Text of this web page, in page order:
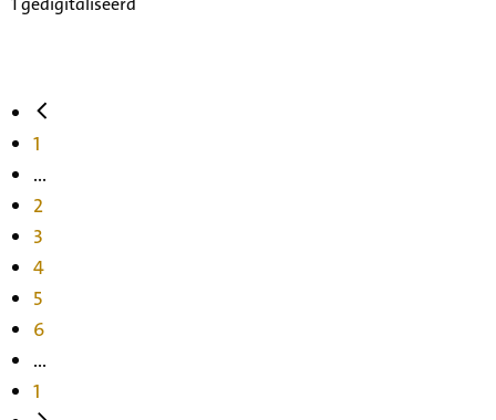
1
...
2
3
4
5
6
...
1